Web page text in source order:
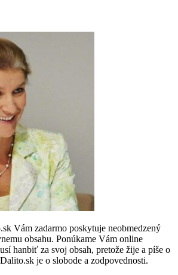
Vám zadarmo poskytuje neobmedzený
obsahu. Ponúkame Vám online
hanbiť za svoj obsah, pretože žije a píše o
je o slobode a zodpovednosti.